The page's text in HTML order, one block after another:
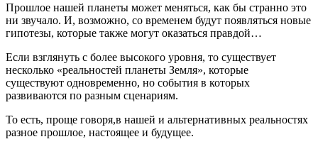
Прошлое нашей планеты может меняться, как бы странно это
ни звучало. И, возможно, со временем будут появляться новые
гипотезы, которые также могут оказаться правдой…
Если взглянуть с более высокого уровня, то существует
несколько «реальностей планеты Земля», которые
существуют одновременно, но события в которых
развиваются по разным сценариям.
То есть, проще говоря,в нашей и альтернативных реальностях
разное прошлое, настоящее и будущее.